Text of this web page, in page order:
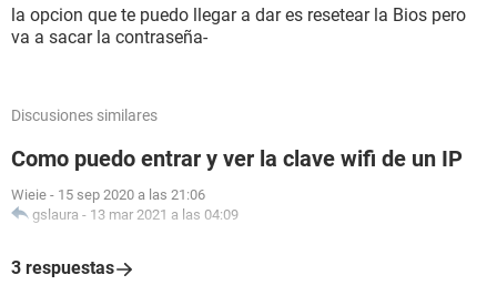
la opcion que te puedo llegar a dar es resetear la Bios pero
va a sacar la contraseña-
Discusiones similares
Como puedo entrar y ver la clave wifi de un IP
Wieie - 15 sep 2020 a las 21:06
gslaura - 13 mar 2021 a las 04:09
3 respuestas